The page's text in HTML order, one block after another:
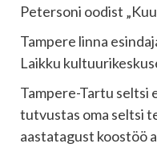
Petersoni oodist
Tampere linna
Laikku
Tampere-Tartu seltsi
tutvustas oma seltsi
aastatagust koostöö